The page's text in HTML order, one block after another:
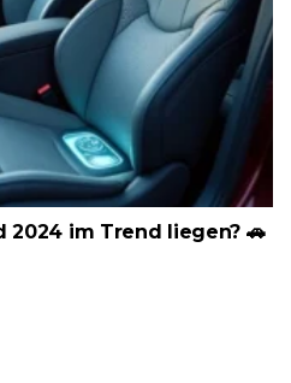
2024 im Trend liegen? 🚗